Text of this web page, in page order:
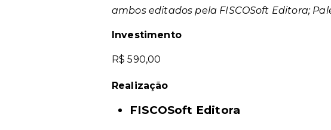
ambos editados pela FISCOSoft Editora;
Investimento
R$ 590,00
Realização
FISCOSoft Editora